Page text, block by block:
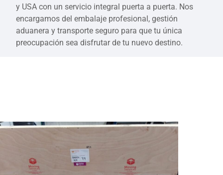
y USA con un servicio integral puerta a puerta. Nos
encargamos del embalaje profesional, gestión
aduanera y transporte seguro para que tu única
preocupación sea disfrutar de tu nuevo destino.